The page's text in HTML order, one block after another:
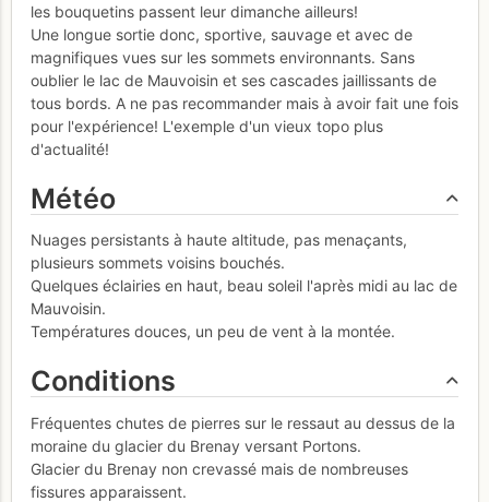
les bouquetins passent leur dimanche ailleurs!
Une longue sortie donc, sportive, sauvage et avec de
magnifiques vues sur les sommets environnants. Sans
oublier le lac de Mauvoisin et ses cascades jaillissants de
tous bords. A ne pas recommander mais à avoir fait une fois
pour l'expérience! L'exemple d'un vieux topo plus
d'actualité!
Météo
Nuages persistants à haute altitude, pas menaçants,
plusieurs sommets voisins bouchés.
Quelques éclairies en haut, beau soleil l'après midi au lac de
Mauvoisin.
Températures douces, un peu de vent à la montée.
Conditions
Fréquentes chutes de pierres sur le ressaut au dessus de la
moraine du glacier du Brenay versant Portons.
Glacier du Brenay non crevassé mais de nombreuses
fissures apparaissent.